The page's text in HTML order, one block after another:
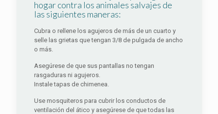
hogar contra los animales salvajes de
las siguientes maneras:
Cubra o rellene los agujeros de más de un cuarto y
selle las grietas que tengan 3/8 de pulgada de ancho
o más.
Asegúrese de que sus pantallas no tengan
rasgaduras ni agujeros.
Instale tapas de chimenea.
Use mosquiteros para cubrir los conductos de
ventilación del ático y asegúrese de que todas las